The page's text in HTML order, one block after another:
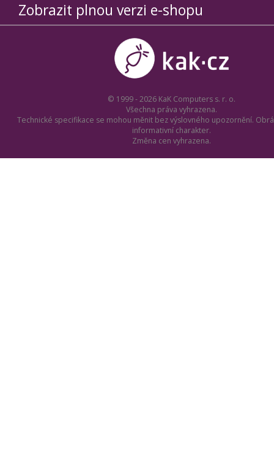
Zobrazit plnou verzi e-shopu
© 1999 - 2026 KaK Computers s. r. o.
Všechna práva vyhrazena.
Technické specifikace se mohou měnit bez výslovného upozornění.
informativní charakter.
Změna cen vyhrazena.